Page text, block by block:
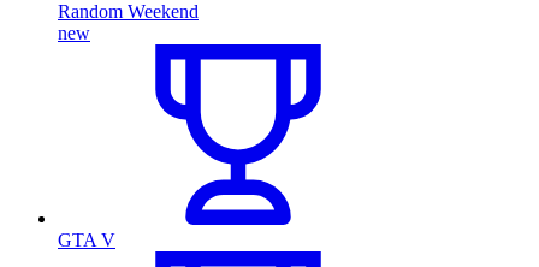
Random Weekend
new
GTA V